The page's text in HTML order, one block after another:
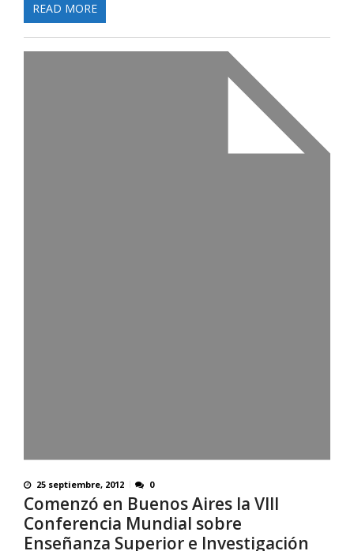
READ MORE
25 septiembre, 2012 0
Comenzó en Buenos Aires la VIII
Conferencia Mundial sobre
Enseñanza Superior e Investigación